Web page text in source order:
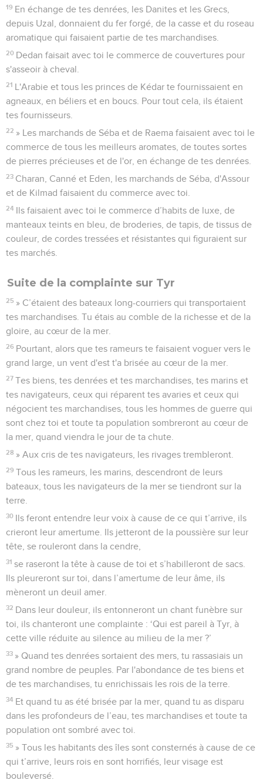
19 En échange de tes denrées, les Danites et les Grecs,
depuis Uzal, donnaient du fer forgé, de la casse et du roseau
aromatique qui faisaient partie de tes marchandises.
20 Dedan faisait avec toi le commerce de couvertures pour
s'asseoir à cheval.
21 L'Arabie et tous les princes de Kédar te fournissaient en
agneaux, en béliers et en boucs. Pour tout cela, ils étaient
tes fournisseurs.
22 » Les marchands de Séba et de Raema faisaient avec toi le
commerce de tous les meilleurs aromates, de toutes sortes
de pierres précieuses et de l'or, en échange de tes denrées.
23 Charan, Canné et Eden, les marchands de Séba, d'Assour
et de Kilmad faisaient du commerce avec toi.
24 Ils faisaient avec toi le commerce d’habits de luxe, de
manteaux teints en bleu, de broderies, de tapis, de tissus de
couleur, de cordes tressées et résistantes qui figuraient sur
tes marchés.
Suite de la complainte sur Tyr
25 » C’étaient des bateaux long-courriers qui transportaient
tes marchandises. Tu étais au comble de la richesse et de la
gloire, au cœur de la mer.
26 Pourtant, alors que tes rameurs te faisaient voguer vers le
grand large, un vent d'est t'a brisée au cœur de la mer.
27 Tes biens, tes denrées et tes marchandises, tes marins et
tes navigateurs, ceux qui réparent tes avaries et ceux qui
négocient tes marchandises, tous les hommes de guerre qui
sont chez toi et toute ta population sombreront au cœur de
la mer, quand viendra le jour de ta chute.
28 » Aux cris de tes navigateurs, les rivages trembleront.
29 Tous les rameurs, les marins, descendront de leurs
bateaux, tous les navigateurs de la mer se tiendront sur la
terre.
30 Ils feront entendre leur voix à cause de ce qui t’arrive, ils
crieront leur amertume. Ils jetteront de la poussière sur leur
tête, se rouleront dans la cendre,
31 se raseront la tête à cause de toi et s’habilleront de sacs.
Ils pleureront sur toi, dans l’amertume de leur âme, ils
mèneront un deuil amer.
32 Dans leur douleur, ils entonneront un chant funèbre sur
toi, ils chanteront une complainte : ‘Qui est pareil à Tyr, à
cette ville réduite au silence au milieu de la mer ?’
33 » Quand tes denrées sortaient des mers, tu rassasiais un
grand nombre de peuples. Par l'abondance de tes biens et
de tes marchandises, tu enrichissais les rois de la terre.
34 Et quand tu as été brisée par la mer, quand tu as disparu
dans les profondeurs de l’eau, tes marchandises et toute ta
population ont sombré avec toi.
35 » Tous les habitants des îles sont consternés à cause de ce
qui t’arrive, leurs rois en sont horrifiés, leur visage est
bouleversé.